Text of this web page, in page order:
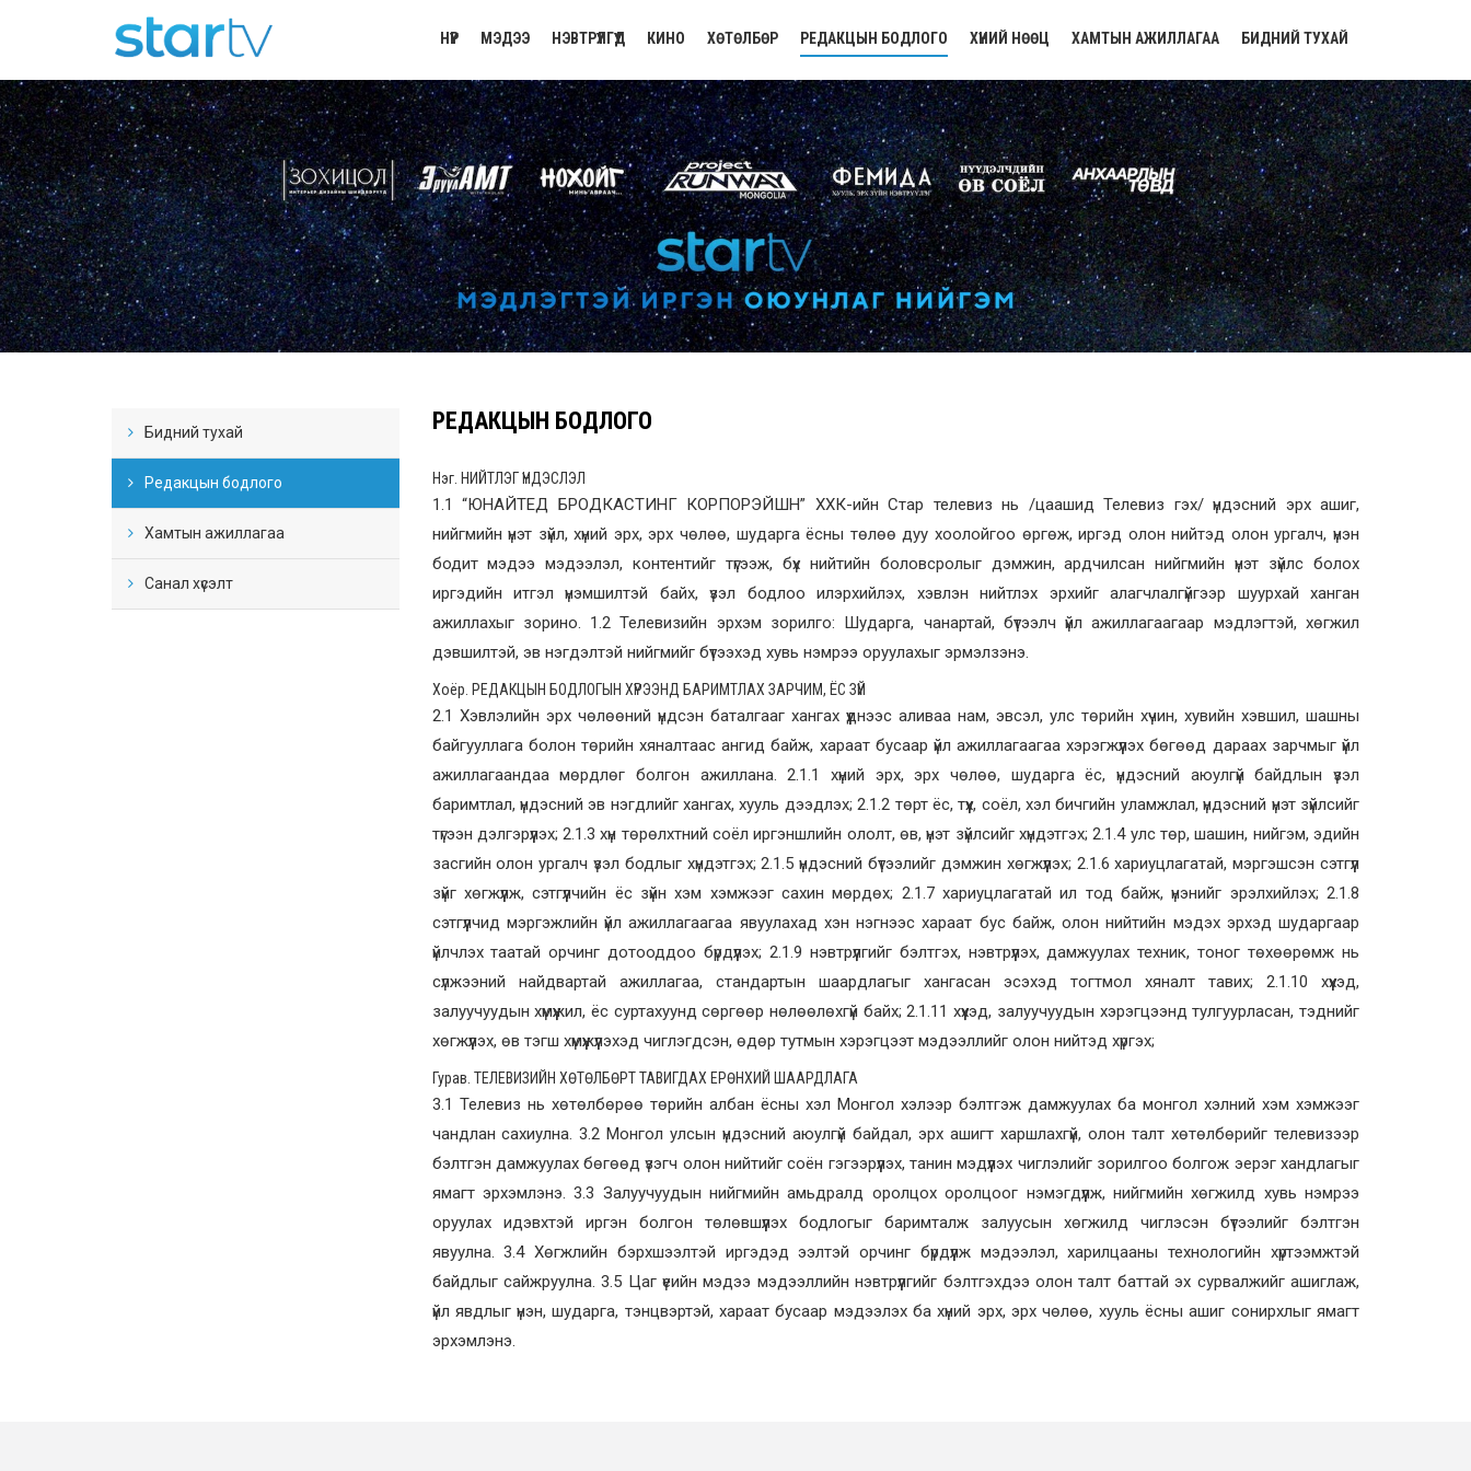
НҮҮР МЭДЭЭ НЭВТРҮҮЛГҮҮД КИНО ХӨТӨЛБӨР РЕДАКЦЫН БОДЛОГО ХҮНИЙ НӨӨЦ ХАМТЫН АЖИЛЛАГАА БИДНИЙ ТУХАЙ
Бидний тухай
Редакцын бодлого
Хамтын ажиллагаа
Санал хүсэлт
РЕДАКЦЫН БОДЛОГО
Нэг. НИЙТЛЭГ ҮНДЭСЛЭЛ
1.1 “ЮНАЙТЕД БРОДКАСТИНГ КОРПОРЭЙШН” ХХК-ийн Стар телевиз нь /цаашид Телевиз гэх/ үндэсний эрх ашиг,
нийгмийн үнэт зүйл, хүний эрх, эрх чөлөө, шударга ёсны төлөө дуу хоолойгоо өргөж, иргэд олон нийтэд олон ургалч, үнэн
бодит мэдээ мэдээлэл, контентийг түгээж, бүх нийтийн боловсролыг дэмжин, ардчилсан нийгмийн үнэт зүйлс болох
иргэдийн итгэл үнэмшилтэй байх, үзэл бодлоо илэрхийлэх, хэвлэн нийтлэх эрхийг алагчлалгүйгээр шуурхай ханган
ажиллахыг зорино. 1.2 Телевизийн эрхэм зорилго: Шударга, чанартай, бүтээлч үйл ажиллагаагаар мэдлэгтэй, хөгжил
дэвшилтэй, эв нэгдэлтэй нийгмийг бүтээхэд хувь нэмрээ оруулахыг эрмэлзэнэ.
Хоёр. РЕДАКЦЫН БОДЛОГЫН ХҮРЭЭНД БАРИМТЛАХ ЗАРЧИМ, ЁС ЗҮЙ
2.1 Хэвлэлийн эрх чөлөөний үндсэн баталгааг хангах үүднээс аливаа нам, эвсэл, улс төрийн хүчин, хувийн хэвшил, шашны
байгууллага болон төрийн хяналтаас ангид байж, хараат бусаар үйл ажиллагаагаа хэрэгжүүлэх бөгөөд дараах зарчмыг үйл
ажиллагаандаа мөрдлөг болгон ажиллана. 2.1.1 хүний эрх, эрх чөлөө, шударга ёс, үндэсний аюулгүй байдлын үзэл
баримтлал, үндэсний эв нэгдлийг хангах, хууль дээдлэх; 2.1.2 төрт ёс, түүх, соёл, хэл бичгийн уламжлал, үндэсний үнэт зүйлсийг
түгээн дэлгэрүүлэх; 2.1.3 хүн төрөлхтний соёл иргэншлийн ололт, өв, үнэт зүйлсийг хүндэтгэх; 2.1.4 улс төр, шашин, нийгэм, эдийн
засгийн олон ургалч үзэл бодлыг хүндэтгэх; 2.1.5 үндэсний бүтээлийг дэмжин хөгжүүлэх; 2.1.6 хариуцлагатай, мэргэшсэн сэтгүүл
зүйг хөгжүүлж, сэтгүүлчийн ёс зүйн хэм хэмжээг сахин мөрдөх; 2.1.7 хариуцлагатай ил тод байж, үнэнийг эрэлхийлэх; 2.1.8
сэтгүүлчид мэргэжлийн үйл ажиллагаагаа явуулахад хэн нэгнээс хараат бус байж, олон нийтийн мэдэх эрхэд шударгаар
үйлчлэх таатай орчинг дотооддоо бүрдүүлэх; 2.1.9 нэвтрүүлгийг бэлтгэх, нэвтрүүлэх, дамжуулах техник, тоног төхөөрөмж нь
сүлжээний найдвартай ажиллагаа, стандартын шаардлагыг хангасан эсэхэд тогтмол хяналт тавих; 2.1.10 хүүхэд,
залуучуудын хүмүүжил, ёс суртахуунд сөргөөр нөлөөлөхгүй байх; 2.1.11 хүүхэд, залуучуудын хэрэгцээнд тулгуурласан, тэднийг
хөгжүүлэх, өв тэгш хүмүүжүүлэхэд чиглэгдсэн, өдөр тутмын хэрэгцээт мэдээллийг олон нийтэд хүргэх;
Гурав. ТЕЛЕВИЗИЙН ХӨТӨЛБӨРТ ТАВИГДАХ ЕРӨНХИЙ ШААРДЛАГА
3.1 Телевиз нь хөтөлбөрөө төрийн албан ёсны хэл Монгол хэлээр бэлтгэж дамжуулах ба монгол хэлний хэм хэмжээг
чандлан сахиулна. 3.2 Монгол улсын үндэсний аюулгүй байдал, эрх ашигт харшлахгүй, олон талт хөтөлбөрийг телевизээр
бэлтгэн дамжуулах бөгөөд үзэгч олон нийтийг соён гэгээрүүлэх, танин мэдүүлэх чиглэлийг зорилгоо болгож эерэг хандлагыг
ямагт эрхэмлэнэ. 3.3 Залуучуудын нийгмийн амьдралд оролцох оролцоог нэмэгдүүлж, нийгмийн хөгжилд хувь нэмрээ
оруулах идэвхтэй иргэн болгон төлөвшүүлэх бодлогыг баримталж залуусын хөгжилд чиглэсэн бүтээлийг бэлтгэн
явуулна. 3.4 Хөгжлийн бэрхшээлтэй иргэдэд ээлтэй орчинг бүрдүүлж мэдээлэл, харилцааны технологийн хүртээмжтэй
байдлыг сайжруулна. 3.5 Цаг үеийн мэдээ мэдээллийн нэвтрүүлгийг бэлтгэхдээ олон талт баттай эх сурвалжийг ашиглаж,
үйл явдлыг үнэн, шударга, тэнцвэртэй, хараат бусаар мэдээлэх ба хүний эрх, эрх чөлөө, хууль ёсны ашиг сонирхлыг ямагт
эрхэмлэнэ.